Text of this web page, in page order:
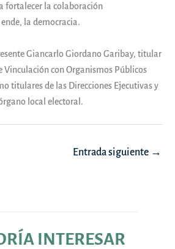
fortalecer la colaboración
la democracia.
Giancarlo Giordano Garibay, titular
Vinculación con Organismos Públicos
titulares de las Direcciones Ejecutivas y
local electoral.
Entrada siguiente →
INTERESAR